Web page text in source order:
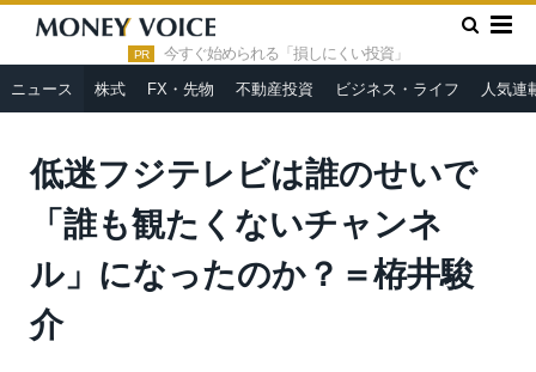
PR 今すぐ始められる「損しにくい投資」
ニュース 株式 FX・先物 不動産投資 ビジネス・ライフ 人気連
HOME » ニュース »
低迷フジテレビは誰のせいで「誰も観たく
ないチャンネル」になったのか？＝栫井駿介
Olga Kashubin / Shutterstock.com
低迷フジテレビは誰のせいで
「誰も観たくないチャンネ
ル」になったのか？＝栫井駿
介